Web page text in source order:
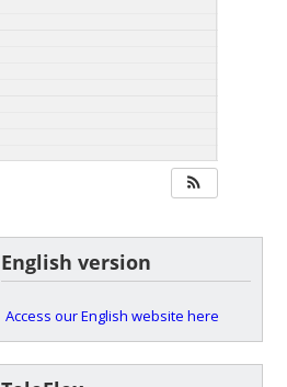
English version
Access our English website here